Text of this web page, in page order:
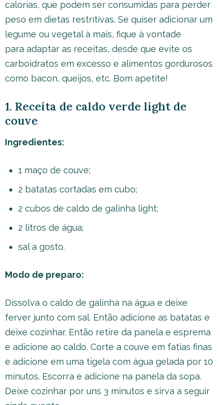
calorias, que podem ser consumidas para perder
peso em dietas restritivas. Se quiser adicionar um
legume ou vegetal à mais, fique à vontade
para adaptar as receitas, desde que evite os
carboidratos em excesso e alimentos gordurosos
como bacon, queijos, etc. Bom apetite!
1. Receita de caldo verde light de
couve
Ingredientes:
1 maço de couve;
2 batatas cortadas em cubo;
2 cubos de caldo de galinha light;
2 litros de água;
sal a gosto.
Modo de preparo:
Dissolva o caldo de galinha na água e deixe
ferver junto com sal. Então adicione as batatas e
deixe cozinhar. Então retire da panela e esprema
e adicione ao caldo. Corte a couve em fatias finas
e adicione em uma tigela com água gelada por 10
minutos. Escorra e adicione na panela da sopa.
Deixe cozinhar por uns 3 minutos e sirva a seguir